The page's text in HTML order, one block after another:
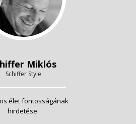
Miklós
Schiffer Style
élet fontosságának
hirdetése.